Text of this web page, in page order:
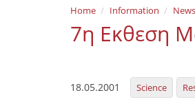
Home Information News
7η Εκθεση
18.05.2001 Science